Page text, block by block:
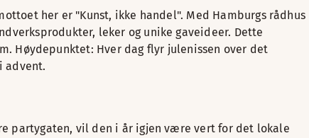
her er "Kunst, ikke handel". Med Hamburgs rådhus
leker og unike gaveideer. Dette
Høydepunktet: Hver dag flyr julenissen over det
advent.
partygaten, vil den i år igjen være vert for det lokale